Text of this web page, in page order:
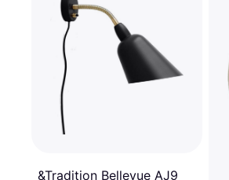
&Tradition Bellevue AJ9